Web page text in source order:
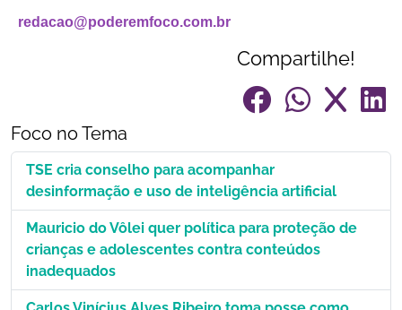
redacao@poderemfoco.com.br
Compartilhe!
Foco no Tema
TSE cria conselho para acompanhar
desinformação e uso de inteligência artificial
Mauricio do Vôlei quer política para proteção de
crianças e adolescentes contra conteúdos
inadequados